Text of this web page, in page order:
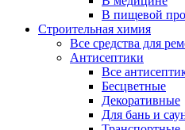
В пищевой
Строительная химия
Все средства для
Антисептики
Все
Бесцветные
Декоративные
Для бань и